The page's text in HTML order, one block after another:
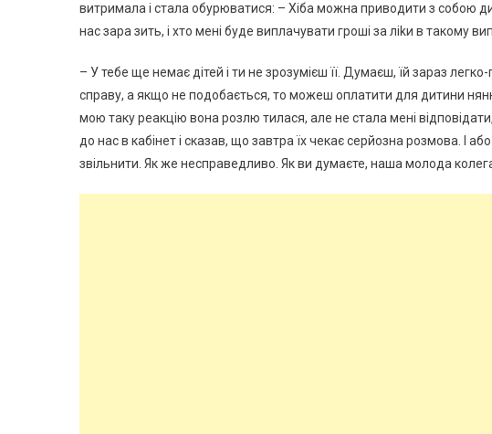
витримала і стала обурюватися: – Хіба можна приводити з собою
нас зара зить, і хто мені буде виплачувати гроші за ліkи в такому
– У тебе ще немає дітей і ти не зрозумієш її. Думаєш, їй зараз
справу, а якщо не подобається, то можеш оплатити для дитини
мою таку реакцію вона розлю тилася, але не стала мені
до нас в кабінет і сказав, що завтра їх чекає серйозна розмова. І
звільнити. Як же несправедливо. Як ви думаєте, наша молода